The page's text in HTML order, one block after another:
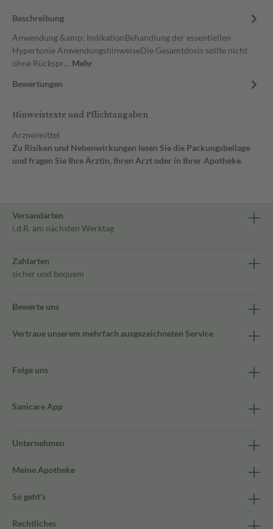
Beschreibung
Anwendung &amp; IndikationBehandlung der essentiellen
Hypertonie AnwendungshinweiseDie Gesamtdosis sollte nicht
ohne Rückspr… Mehr
Bewertungen
Hinweistexte und Pflichtangaben
Arzneimittel
Zu Risiken und Nebenwirkungen lesen Sie die Packungsbeilage
und fragen Sie Ihre Ärztin, Ihren Arzt oder in Ihrer Apotheke.
Versandarten
i.d.R. am nächsten Werktag
Zahlarten
sicher und bequem
Bewerte uns
Vertraue unserem mehrfach ausgezeichneten Service
Folge uns
Sanicare App
Unternehmen
Meine Apotheke
So geht's
Rechtliches